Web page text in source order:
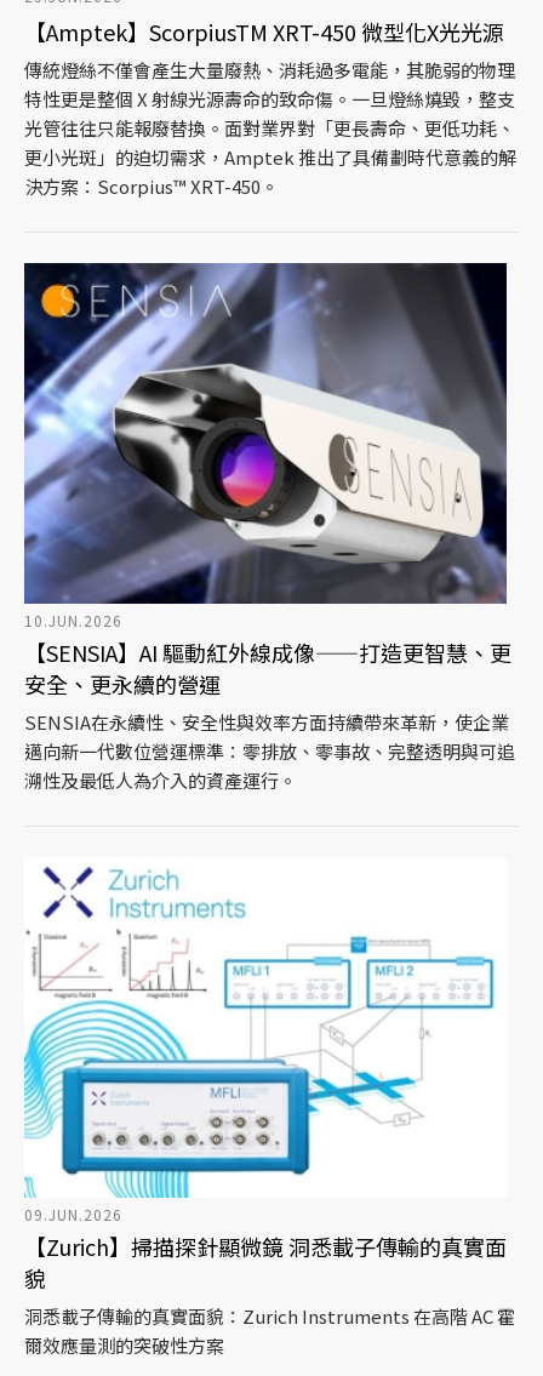
【Amptek】ScorpiusTM XRT-450 微型化X光光源
傳統燈絲不僅會產生大量廢熱、消耗過多電能，其脆弱的物理
特性更是整個 X 射線光源壽命的致命傷。一旦燈絲燒毀，整支
光管往往只能報廢替換。面對業界對「更長壽命、更低功耗、
更小光斑」的迫切需求，Amptek 推出了具備劃時代意義的解
決方案：Scorpius™ XRT-450。
10.JUN.2026
【SENSIA】AI 驅動紅外線成像——打造更智慧、更
安全、更永續的營運
SENSIA在永續性、安全性與效率方面持續帶來革新，使企業
邁向新一代數位營運標準：零排放、零事故、完整透明與可追
溯性及最低人為介入的資產運行。
09.JUN.2026
【Zurich】掃描探針顯微鏡 洞悉載子傳輸的真實面
貌
洞悉載子傳輸的真實面貌：Zurich Instruments 在高階 AC 霍
爾效應量測的突破性方案